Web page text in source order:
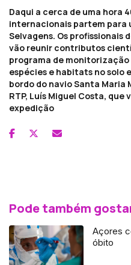
Daqui a cerca de uma hora
internacionais partem para
Selvagens. Os profissionais
vão reunir contributos
programa de
espécies e habitats no solo
bordo do navio Santa Maria
RTP, Luís Miguel Costa,
expedição
Pode também
Açores
óbito